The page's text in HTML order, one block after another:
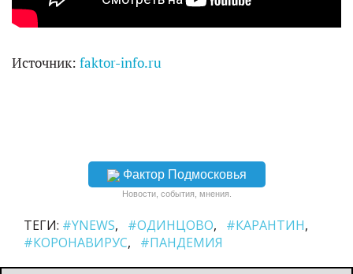
Источник: faktor-info.ru
Фактор Подмосковья
Новости, события, мнения.
ТЕГИ: #YNEWS #ОДИНЦОВО
#КАРАНТИН
#КОРОНАВИРУС
#ПАНДЕМИЯ